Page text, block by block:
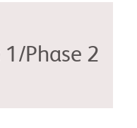
1/Phase 2